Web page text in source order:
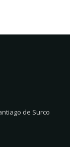
de Surco